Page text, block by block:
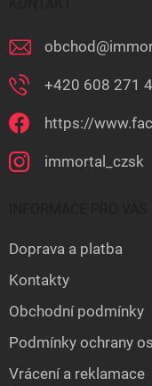
obchod @
+420 608 271
https://
immortal_czsk
Doprava a platba
Kontakty
Obchodní podmínky
Podmínky ochrany
Vrácení a reklamace